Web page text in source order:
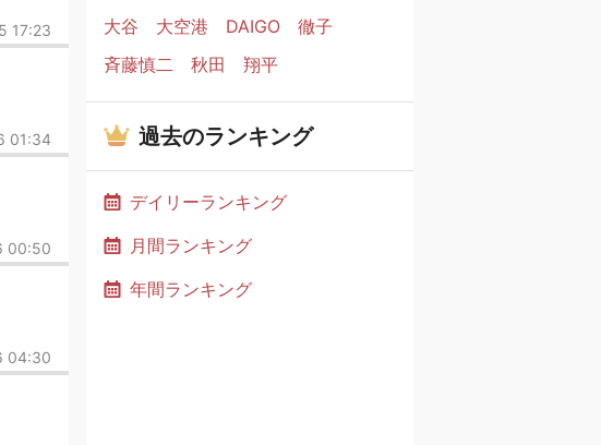
17:23
01:34
00:50
04:30
大谷
大空港 DAIGO
徹子
斉藤慎二
秋田 翔平
過去のランキング
デイリーランキング
月間ランキング
年間ランキング